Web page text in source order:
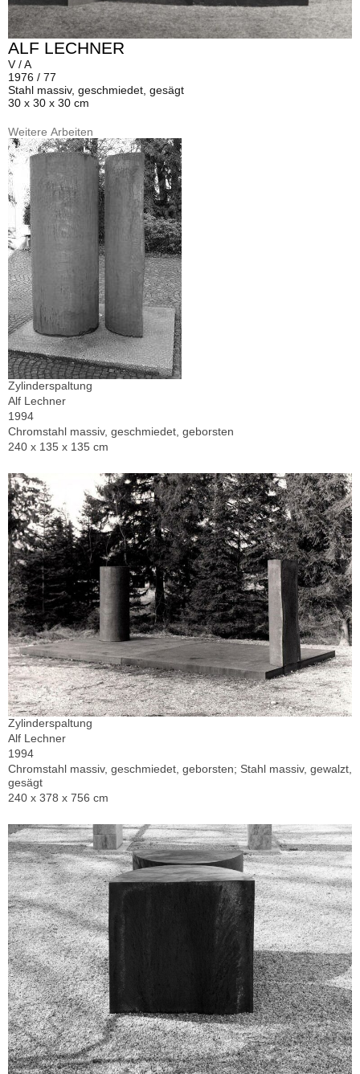
ALF LECHNER
V / A
1976 / 77
Stahl massiv, geschmiedet, gesägt
30 x 30 x 30 cm
Weitere Arbeiten
Zylinderspaltung
Alf Lechner
1994
Chromstahl massiv, geschmiedet, geborsten
240 x 135 x 135 cm
Zylinderspaltung
Alf Lechner
1994
Chromstahl massiv, geschmiedet, geborsten; Stahl massiv, gewalzt,
gesägt
240 x 378 x 756 cm